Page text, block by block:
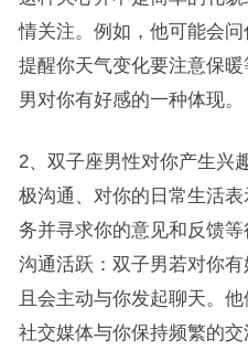
情关注。例如，他可能会
提醒你天气变化要注意保
男对你有好感的一种体现。
2、双子座男性对你产生兴
极沟通、对你的日常生活
务并寻求你的意见和反馈
沟通活跃：双子男若对你
且会主动与你发起聊天。
社交媒体与你保持频繁的交